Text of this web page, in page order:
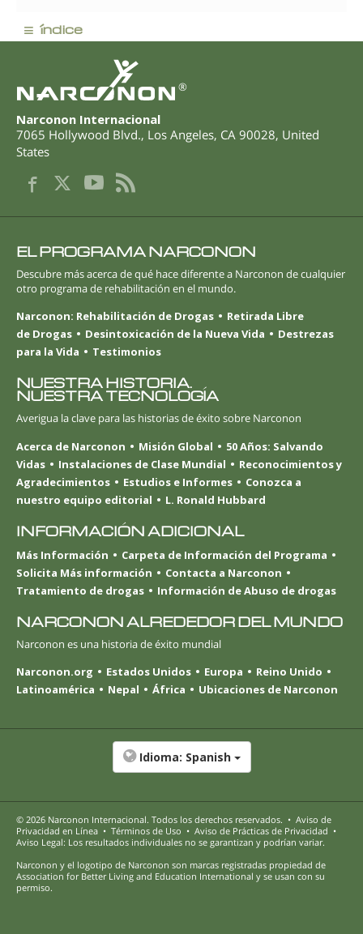
≡ índice
®
Narconon Internacional
7065 Hollywood Blvd., Los Angeles, CA 90028, United
States
EL PROGRAMA NARCONON
Descubre más acerca de qué hace diferente a Narconon de cualquier
otro programa de rehabilitación en el mundo.
Narconon: Rehabilitación de Drogas
Retirada Libre
de Drogas
Desintoxicación de la Nueva Vida
Destrezas
para la Vida
Testimonios
NUESTRA HISTORIA.
NUESTRA TECNOLOGÍA
Averigua la clave para las historias de éxito sobre Narconon
Acerca de Narconon
Misión Global
50 Años: Salvando
Vidas
Instalaciones de Clase Mundial
Reconocimientos y
Agradecimientos
Estudios e Informes
Conozca a
nuestro equipo editorial
L. Ronald Hubbard
INFORMACIÓN ADICIONAL
Más Información
Carpeta de Información del Programa
Solicita Más información
Contacta a Narconon
Tratamiento de drogas
Información de Abuso de drogas
NARCONON ALREDEDOR DEL MUNDO
Narconon es una historia de éxito mundial
Narconon.org
Estados Unidos Europa
Reino Unido
Latinoamérica
Nepal África Ubicaciones de Narconon
Idioma: Spanish
© 2026 Narconon Internacional. Todos los derechos reservados. • Aviso de
Privacidad en Línea • Términos de Uso • Aviso de Prácticas de Privacidad •
Aviso Legal: Los resultados individuales no se garantizan y podrían variar.
Narconon y el logotipo de Narconon son marcas registradas propiedad de
Association for Better Living and Education International y se usan con su
permiso.